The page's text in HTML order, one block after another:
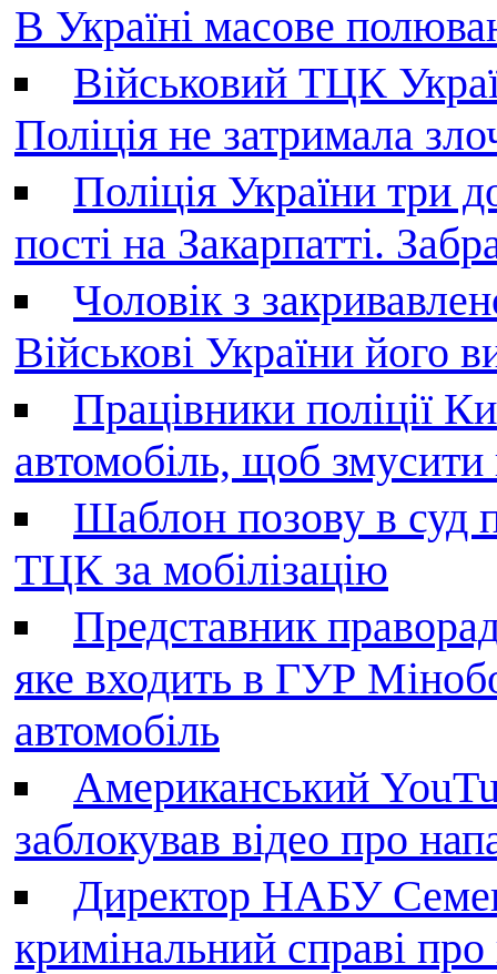
В Україні масове
Військовий ТЦК
Поліція не затримала
Поліція України три
пості на Закарпатті.
Чоловік з
Військові України його
Працівники поліції
автомобіль, щоб
Шаблон позову в суд
ТЦК за мобілізацію
Представник
яке входить в ГУР
автомобіль
Американський
заблокував відео про
Директор НАБУ
кримінальний справі